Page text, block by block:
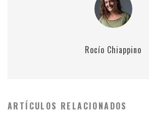
Rocío Chiappino
ARTÍCULOS RELACIONADOS